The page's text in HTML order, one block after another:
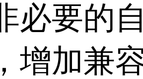
必要的
增加兼